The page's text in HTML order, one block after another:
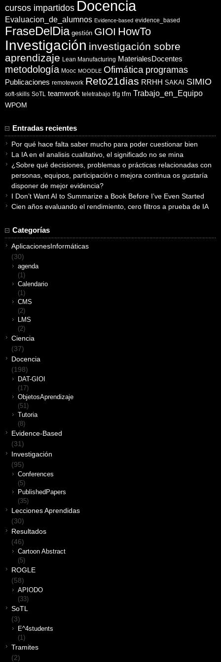
cursos impartidos Docencia
Evaluacion_de_alumnos Evidence-based evidence_based
FraseDelDia gestión GIOI HowTo
Investigación investigación sobre
aprendizaje Lean Manufacturing MaterialesDocentes
metodología Mooc MOODLE Ofimática programas
Publicaciones remotework Reto21dias RRHH SAKAI SIMIO
soft-skills SoTL teamwork teletrabajo tfg tfm Trabajo_en_Equipo
WPOM
Entradas recientes
Por qué hace falta saber mucho para poder cuestionar bien
La IA en el analisis cualitativo, el significado no se mina
¿Sobre qué decisiones, problemas o prácticas relacionadas con
personas, equipos, participación o mejora continua os gustaría
disponer de mejor evidencia?
I Don’t Want AI to Summarize a Book Before I’ve Even Started
Cien años evaluando el rendimiento, cero filtros a prueba de IA
Categorías
AplicacionesInformáticas
(30)
agenda
(1)
Calendario
(1)
CMS
(2)
LMS
(2)
Ciencia
(37)
Docencia
(198)
DAT-GIOI
(17)
ObjetosAprendizaje
(51)
Tutoria
(8)
Evidence-Based
(31)
Investigación
(95)
Conferences
(5)
PublishedPapers
(35)
Lecciones Aprendidas
(30)
Resultados
(46)
Cartoon Abstract
(5)
ROGLE
(58)
APIODO
(33)
SoTL
(3)
E^4students
(1)
Tramites
(2)